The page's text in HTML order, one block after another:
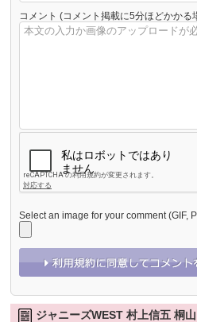
コメント (コメント掲載に5分ほどかかる
Select an image for your comment (GIF,
ジャニーズWEST 村上信五 桐